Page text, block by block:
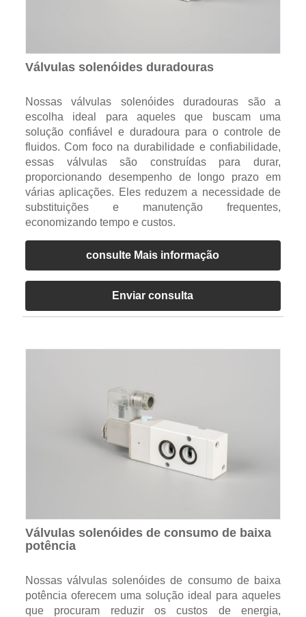
Válvulas solenóides duradouras
Nossas válvulas solenóides duradouras são a
escolha ideal para aqueles que buscam uma
solução confiável e duradoura para o controle de
fluidos. Com foco na durabilidade e confiabilidade,
essas válvulas são construídas para durar,
proporcionando desempenho de longo prazo em
várias aplicações. Eles reduzem a necessidade de
substituições e manutenção frequentes,
economizando tempo e custos.
consulte Mais informação
Enviar consulta
Válvulas solenóides de consumo de baixa
potência
Nossas válvulas solenóides de consumo de baixa
potência oferecem uma solução ideal para aqueles
que procuram reduzir os custos de energia,